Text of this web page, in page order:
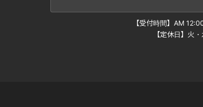
【受付時間】AM
【定休日】火